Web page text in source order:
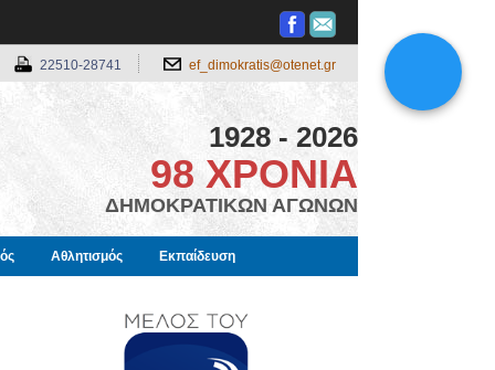
22510-28741 ef_dimokratis@otenet.gr
1928 - 2026
98 ΧΡΟΝΙΑ
ΔΗΜΟΚΡΑΤΙΚΩΝ ΑΓΩΝΩΝ
Αθλητισμός Εκπαίδευση